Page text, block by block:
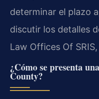
determinar el plazo
discutir los detalles
Law Offices Of
¿Cómo se presenta
County?